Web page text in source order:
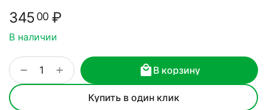
345 00 ₽
В наличии
+
− В корзину
Купить в один клик